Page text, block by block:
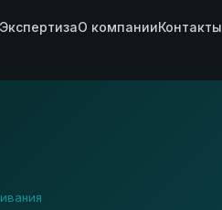
О компанииКонтакты